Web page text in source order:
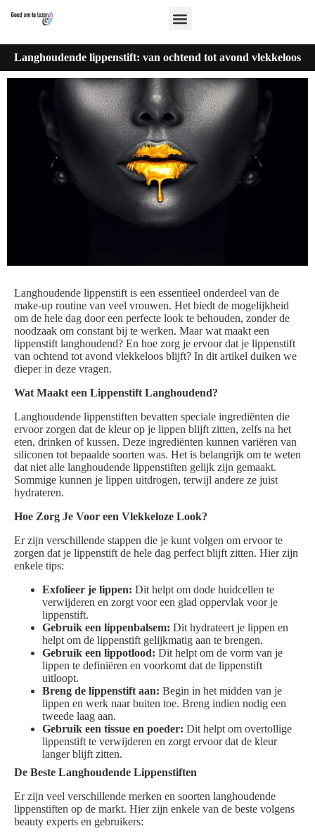
Langhoudende lippenstift: van ochtend tot avond vlekkeloos
Langhoudende lippenstift is een essentieel onderdeel van de
make-up routine van veel vrouwen. Het biedt de mogelijkheid
om de hele dag door een perfecte look te behouden, zonder de
noodzaak om constant bij te werken. Maar wat maakt een
lippenstift langhoudend? En hoe zorg je ervoor dat je lippenstift
van ochtend tot avond vlekkeloos blijft? In dit artikel duiken we
dieper in deze vragen.
Wat Maakt een Lippenstift Langhoudend?
Langhoudende lippenstiften bevatten speciale ingrediënten die
ervoor zorgen dat de kleur op je lippen blijft zitten, zelfs na het
eten, drinken of kussen. Deze ingrediënten kunnen variëren van
siliconen tot bepaalde soorten was. Het is belangrijk om te weten
dat niet alle langhoudende lippenstiften gelijk zijn gemaakt.
Sommige kunnen je lippen uitdrogen, terwijl andere ze juist
hydrateren.
Hoe Zorg Je Voor een Vlekkeloze Look?
Er zijn verschillende stappen die je kunt volgen om ervoor te
zorgen dat je lippenstift de hele dag perfect blijft zitten. Hier zijn
enkele tips:
Exfolieer je lippen: Dit helpt om dode huidcellen te
verwijderen en zorgt voor een glad oppervlak voor je
lippenstift.
Gebruik een lippenbalsem: Dit hydrateert je lippen en
helpt om de lippenstift gelijkmatig aan te brengen.
Gebruik een lippotlood: Dit helpt om de vorm van je
lippen te definiëren en voorkomt dat de lippenstift
uitloopt.
Breng de lippenstift aan: Begin in het midden van je
lippen en werk naar buiten toe. Breng indien nodig een
tweede laag aan.
Gebruik een tissue en poeder: Dit helpt om overtollige
lippenstift te verwijderen en zorgt ervoor dat de kleur
langer blijft zitten.
De Beste Langhoudende Lippenstiften
Er zijn veel verschillende merken en soorten langhoudende
lippenstiften op de markt. Hier zijn enkele van de beste volgens
beauty experts en gebruikers: